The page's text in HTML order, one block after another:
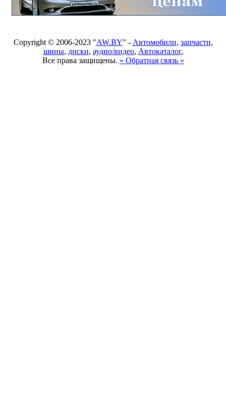
Copyright © 2006-2023 "AW.BY" - Автомобили, запчасти,
шины, диски, аудио/видео, Автокаталог,
Все права защищены. » Обратная связь «